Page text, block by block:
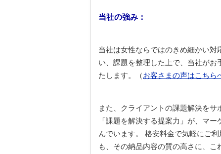
当社の強み：
当社は女性ならではのきめ細かい
い、課題を整理した上で、当社が
たします。（お客さまの声はこちら
また、クライアントの課題解決をサ
「課題を解決する提案力」が、マ
んでいます。 格安料金で気軽にご利
も、その納品内容の質の高さに、